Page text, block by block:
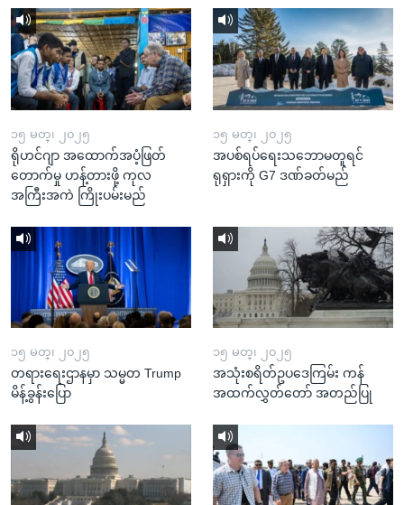
ရန်
နေရာ
သို့
ကျော်
ရန်
၁၅ မတ္၊ ၂၀၂၅
ရိုဟင်ဂျာ အထောက်အပံ့ဖြတ်
တောက်မှု ဟန့်တားဖို့ ကုလ
အကြီးအကဲ ကြိုးပမ်းမည်
၁၅ မတ္၊ ၂၀၂၅
အပစ်ရပ်ရေးသဘောမတူရင်
ရုရှားကို G7 ဒဏ်ခတ်မည်
၁၅ မတ္၊ ၂၀၂၅
တရားရေးဌာနမှာ သမ္မတ Trump
မိန့်ခွန်းပြော
၁၅ မတ္၊ ၂၀၂၅
အသုံးစရိတ်ဥပဒေကြမ်း ကန်
အထက်လွှတ်တော် အတည်ပြု